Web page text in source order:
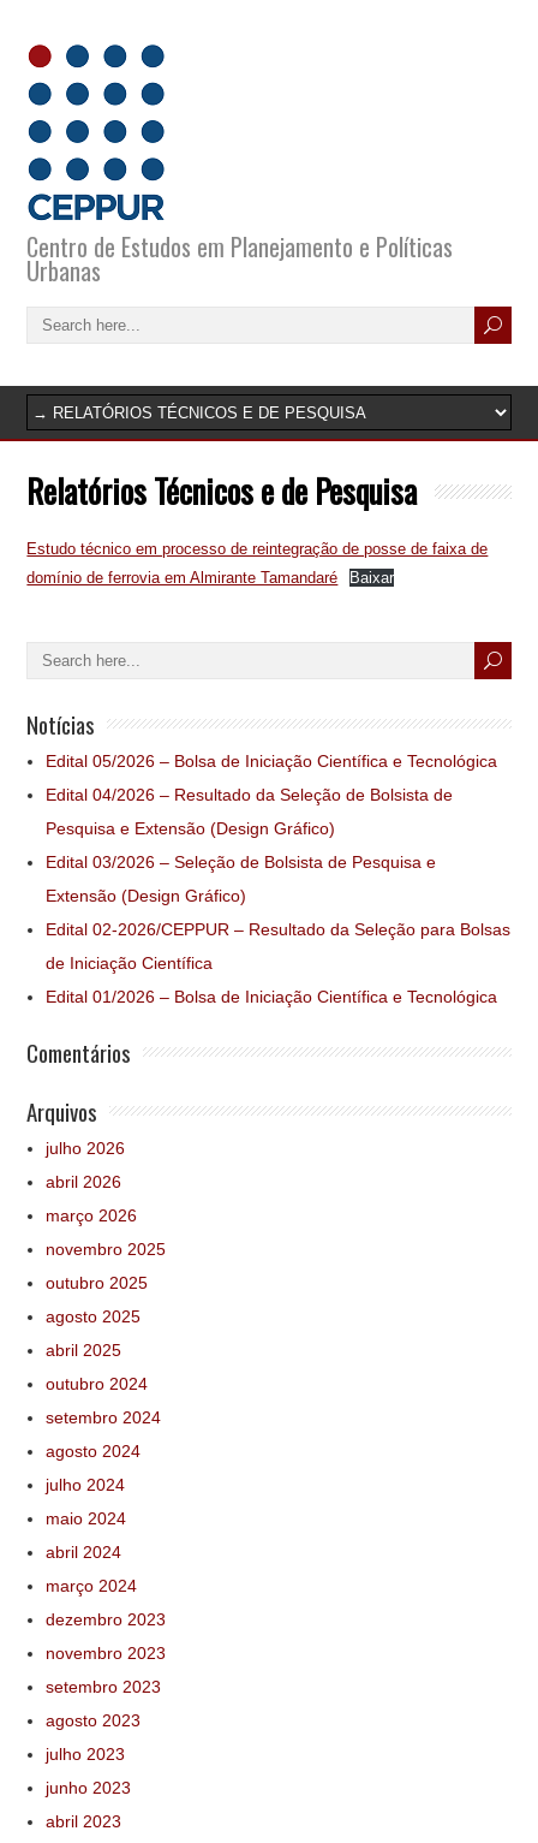
Centro de Estudos em Planejamento e Políticas
Urbanas
Relatórios Técnicos e de Pesquisa
Estudo técnico em processo de reintegração de posse de faixa de
domínio de ferrovia em Almirante Tamandaré
Baixar
Notícias
Edital 05/2026 – Bolsa de Iniciação Científica e Tecnológica
Edital 04/2026 – Resultado da Seleção de Bolsista de
Pesquisa e Extensão (Design Gráfico)
Edital 03/2026 – Seleção de Bolsista de Pesquisa e
Extensão (Design Gráfico)
Edital 02-2026/CEPPUR – Resultado da Seleção para Bolsas
de Iniciação Científica
Edital 01/2026 – Bolsa de Iniciação Científica e Tecnológica
Comentários
Arquivos
julho 2026
abril 2026
março 2026
novembro 2025
outubro 2025
agosto 2025
abril 2025
outubro 2024
setembro 2024
agosto 2024
julho 2024
maio 2024
abril 2024
março 2024
dezembro 2023
novembro 2023
setembro 2023
agosto 2023
julho 2023
junho 2023
abril 2023